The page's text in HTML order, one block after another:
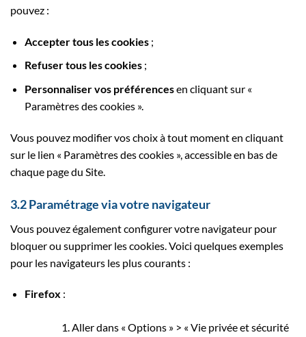
pouvez :
Accepter tous les cookies;
Refuser tous les cookies;
Personnaliser vos préférencesen cliquant sur «
Paramètres des cookies ».
Vous pouvez modifier vos choix à tout moment en cliquant
sur le lien « Paramètres des cookies », accessible en bas de
chaque page du Site.
3.2 Paramétrage via votre navigateur
Vous pouvez également configurer votre navigateur pour
bloquer ou supprimer les cookies. Voici quelques exemples
pour les navigateurs les plus courants :
Firefox :
Aller dans « Options » > « Vie privée et sécurité